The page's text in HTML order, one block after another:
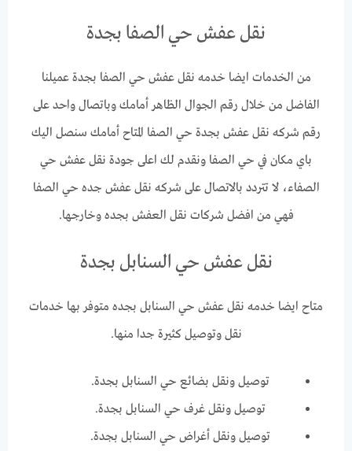
نقل عفش حي الصفا بجدة
من الخدمات ايضا خدمه نقل عفش حي الصفا بجدة عميلنا
الفاضل من خلال رقم الجوال الظاهر أمامك وباتصال واحد على
رقم شركه نقل عفش بجدة حي الصفا المتاح أمامك سنصل اليك
باي مكان في حي الصفا ونقدم لك اعلى جودة نقل عفش حي
الصفاء، لا تتردد بالاتصال على شركه نقل عفش جده حي الصفا
فهي من افضل شركات نقل العفش بجده وخارجها.
نقل عفش حي السنابل بجدة
متاح ايضا خدمه نقل عفش حي السنابل بجده متوفر بها خدمات
نقل وتوصيل كثيرة جدا منها.
توصيل ونقل بضائع حي السنابل بجدة.
توصيل ونقل غرف حي السنابل بجدة.
توصيل ونقل أغراض حي السنابل بجدة.